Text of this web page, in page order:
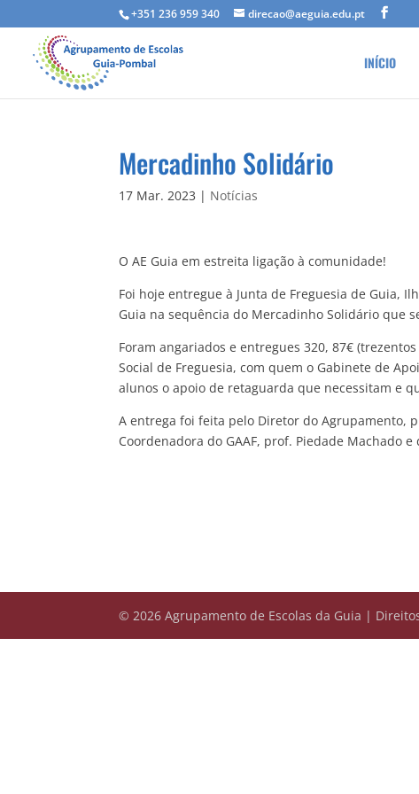
+351 236 959 340 direcao@aeguia.edu.pt
INÍCIO
Mercadinho Solidário
17 Mar. 2023 | Notícias
O AE Guia em estreita ligação à comunidade!
Foi hoje entregue à Junta de Freguesia de Guia,
Guia na sequência do Mercadinho Solidário que
Foram angariados e entregues 320, 87€
Social de Freguesia, com quem o Gabinete de
alunos o apoio de retaguarda que necessitam e
A entrega foi feita pelo Diretor do Agrupamento,
Coordenadora do GAAF, prof. Piedade Machado
© 2026 Agrupamento de Escolas da Guia |